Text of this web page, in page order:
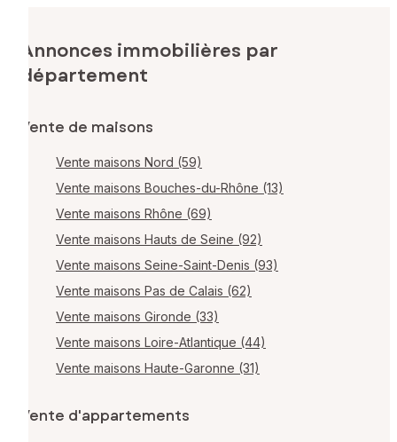
Annonces immobilières par
département
Vente de maisons
Vente maisons Nord (59)
Vente maisons Bouches-du-Rhône (13)
Vente maisons Rhône (69)
Vente maisons Hauts de Seine (92)
Vente maisons Seine-Saint-Denis (93)
Vente maisons Pas de Calais (62)
Vente maisons Gironde (33)
Vente maisons Loire-Atlantique (44)
Vente maisons Haute-Garonne (31)
Vente d'appartements